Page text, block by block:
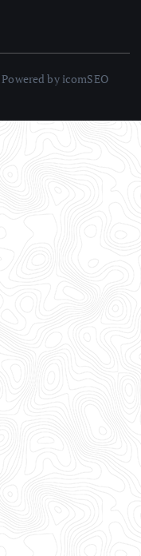
by icomSEO